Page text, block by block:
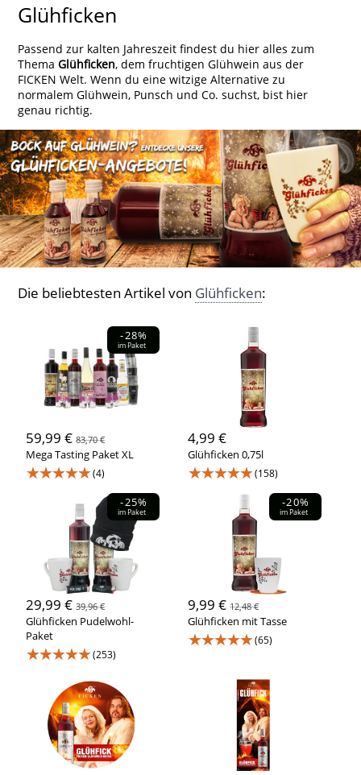
Glühficken
Passend zur kalten Jahreszeit findest du hier alles zum
ThemaGlühficken, dem fruchtigen Glühwein aus der
FICKEN Welt. Wenn du eine witzige Alternative zu
normalem Glühwein, Punsch und Co. suchst, bist hier
genau richtig.
Die beliebtesten Artikel von Glühficken:
-28%
im Paket
59,99 €83,70 €
Mega Tasting Paket XL
★★★★★(4)
4,99 €
Glühficken 0,75l
★★★★★(158)
-25%
im Paket
29,99 €39,96 €
Glühficken Pudelwohl-
Paket
★★★★★(253)
-20%
im Paket
9,99 € 12,48 €
Glühficken mit Tasse
★★★★★(65)